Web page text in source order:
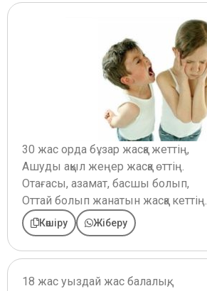
30 жас орда бұзар жасқа жеттің,
Ашуды ақыл жеңер жасқа өттің.
Отағасы, азамат, басшы болып,
Оттай болып жанатын жасқа кеттің.
Көшіру Жіберу
18 жас уыздай жас балалық,